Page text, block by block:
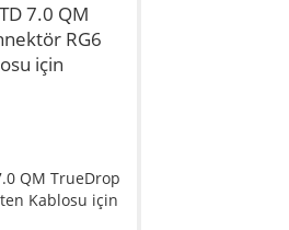
7.0 QM
RG6
için